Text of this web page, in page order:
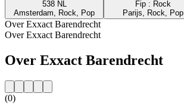
538 NL
Amsterdam, Rock, Pop
Fip : Rock
Parijs, Rock, Pop
Over Exxact Barendrecht
Over Exxact Barendrecht
Over Exxact Barendrecht
(0)